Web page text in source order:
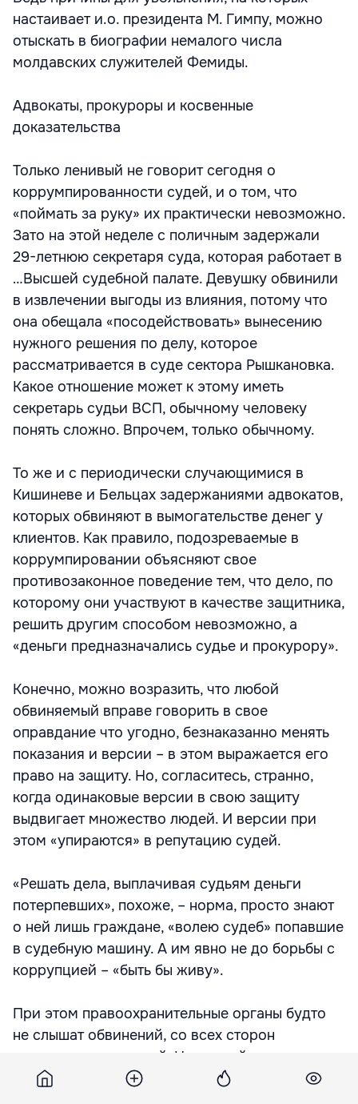
настаивает и.о. президента М. Гимпу, можно
отыскать в биографии немалого числа
молдавских служителей Фемиды.
Адвокаты, прокуроры и косвенные
доказательства
Только ленивый не говорит сегодня о
коррумпированности судей, и о том, что
«поймать за руку» их практически невозможно.
Зато на этой неделе с поличным задержали
29-летнюю секретаря суда, которая работает в
…Высшей судебной палате. Девушку обвинили
в извлечении выгоды из влияния, потому что
она обещала «посодействовать» вынесению
нужного решения по делу, которое
рассматривается в суде сектора Рышкановка.
Какое отношение может к этому иметь
секретарь судьи ВСП, обычному человеку
понять сложно. Впрочем, только обычному.
То же и с периодически случающимися в
Кишиневе и Бельцах задержаниями адвокатов,
которых обвиняют в вымогательстве денег у
клиентов. Как правило, подозреваемые в
коррумпировании объясняют свое
противозаконное поведение тем, что дело, по
которому они участвуют в качестве защитника,
решить другим способом невозможно, а
«деньги предназначались судье и прокурору».
Конечно, можно возразить, что любой
обвиняемый вправе говорить в свое
оправдание что угодно, безнаказанно менять
показания и версии – в этом выражается его
право на защиту. Но, согласитесь, странно,
когда одинаковые версии в свою защиту
выдвигает множество людей. И версии при
этом «упираются» в репутацию судей.
«Решать дела, выплачивая судьям деньги
потерпевших», похоже, – норма, просто знают
о ней лишь граждане, «волею судеб» попавшие
в судебную машину. А им явно не до борьбы с
коррупцией – «быть бы живу».
При этом правоохранительные органы будто
не слышат обвинений, со всех сторон
сыплющихся на судей. Нынешний министр
юстиции также признает, что «скорость, с